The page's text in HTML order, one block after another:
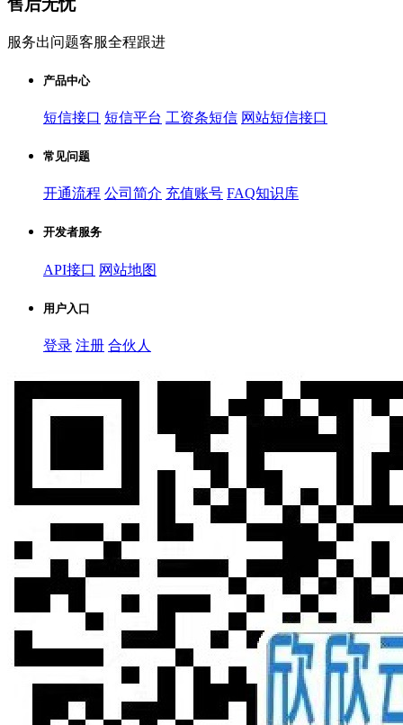
售后无忧
服务出问题客服全程跟进
产品中心
短信接口 短信平台 工资条短信 网站短信接口
常见问题
开通流程 公司简介 充值账号 FAQ知识库
开发者服务
API接口 网站地图
用户入口
登录 注册 合伙人